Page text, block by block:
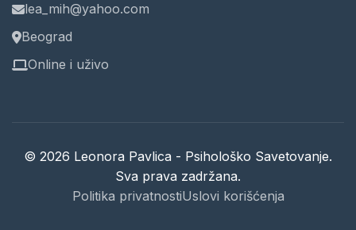
lea_mih@yahoo.com
Beograd
Online i uživo
© 2026 Leonora Pavlica - Psihološko Savetovanje.
Sva prava zadržana.
Politika privatnostiUslovi korišćenja